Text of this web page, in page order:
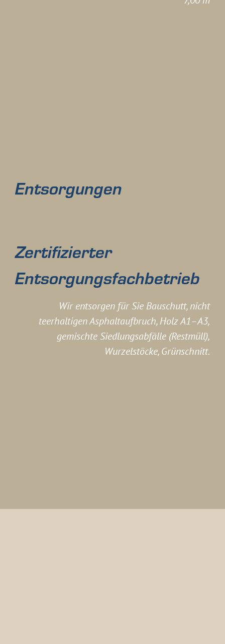
Entsorgungen
Zertifizierter
Entsorgungsfachbetrieb
Wir entsorgen für Sie Bauschutt, nicht
teerhaltigen Asphaltaufbruch, Holz A1–A3,
gemischte Siedlungsabfälle (Restmüll),
Wurzelstöcke, Grünschnitt.